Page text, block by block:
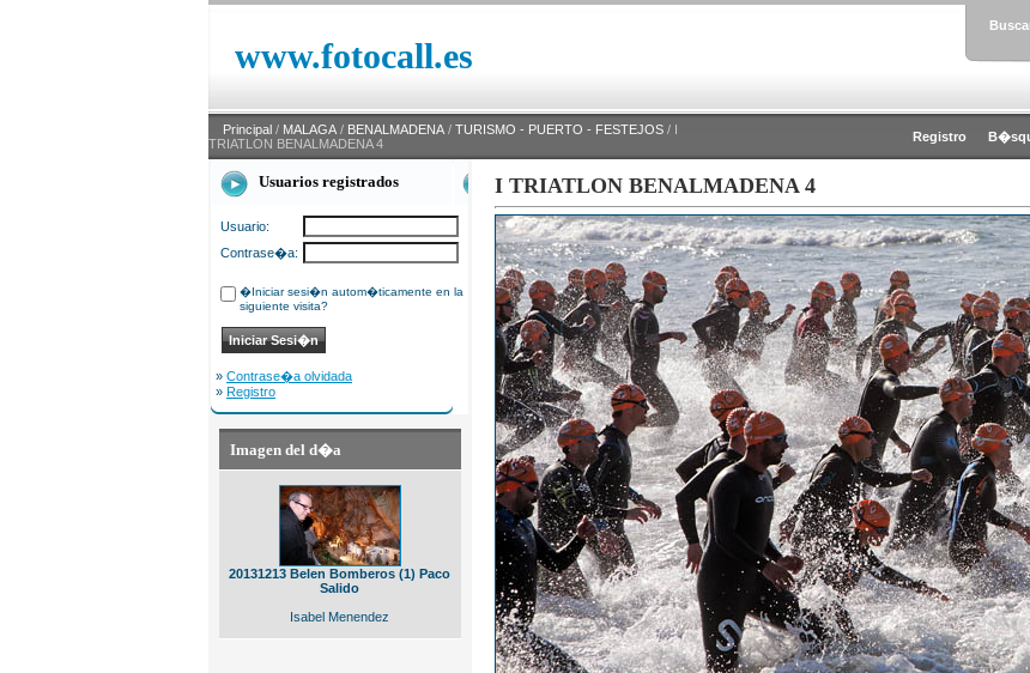
www.fotocall.es
Principal/ MALAGA/ BENALMADENA/ TURISMO - PUERTO - FESTEJOS/ I
TRIATLON BENALMADENA 4
Registro
Usuarios registrados
Usuario:
Contrase�a:
�Iniciar sesi�n autom�ticamente en la
siguiente visita?
» Contrase�a olvidada
» Registro
Imagen del d�a
20131213 Belen Bomberos (1) Paco
Salido
Isabel Menendez
I TRIATLON BENALMADENA 4